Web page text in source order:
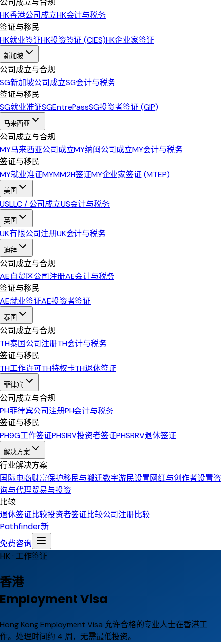
HK香港公司成立HK会计与税务
签证与移民
HK就业签证HK投资签证 (CIES)HK企业家签证
新加坡
公司成立与合规
SG新加坡公司成立SG会计与税务
签证与移民
SG就业准证SGEntrePassSG投资者签证 (GIP)
马来西亚
公司成立与合规
MY马来西亚公司成立MY纳闽公司成立MY会计与税务
签证与移民
MY就业准证MYMM2H签证MY企业家签证 (MTEP)
美国
USLLC / 公司成立US会计与税务
英国
UK有限公司注册UK会计与税务
迪拜
公司成立与合规
AE自贸区公司注册AE会计与税务
签证与移民
AE就业签证AE投资者签证
泰国
公司成立与合规
TH泰国公司注册TH会计与税务
签证与移民
TH工作许可TH特权卡TH退休签证
菲律宾
公司成立与合规
PH菲律宾公司注册PH会计与税务
签证与移民
PH9G工作签证PHSIRV投资者签证PHSRRV退休签证
解决方案
行业解决方案
国际电商财富保护移民与搬迁数字游民设置网红与创作者设置咨
询与代理贸易与投资
比较
退休签证比较投资者签证比较公司注册比较
Pathfinder新
免费咨询
HK · 工作签证
香港
Employment Visa
Hong Kong Employment Visa 允许合格的专业人士在香港工
作。处理时间约 4 周，无需最低投资。